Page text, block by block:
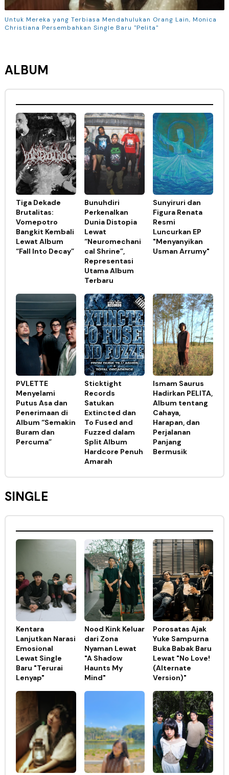
Untuk Mereka yang Terbiasa Mendahulukan Orang Lain, Monica
Christiana Persembahkan Single Baru "Pelita"
ALBUM
Tiga Dekade
Brutalitas:
Vomepotro
Bangkit Kembali
Lewat Album
“Fall Into Decay”
Bunuhdiri
Perkenalkan
Dunia Distopia
Lewat
“Neuromechani
cal Shrine”,
Representasi
Utama Album
Terbaru
Sunyiruri dan
Figura Renata
Resmi
Luncurkan EP
"Menyanyikan
Usman Arrumy"
PVLETTE
Menyelami
Putus Asa dan
Penerimaan di
Album “Semakin
Buram dan
Percuma”
Sticktight
Records
Satukan
Extincted dan
To Fused and
Fuzzed dalam
Split Album
Hardcore Penuh
Amarah
Ismam Saurus
Hadirkan PELITA,
Album tentang
Cahaya,
Harapan, dan
Perjalanan
Panjang
Bermusik
SINGLE
Kentara
Lanjutkan Narasi
Emosional
Lewat Single
Baru "Terurai
Lenyap"
Nood Kink Keluar
dari Zona
Nyaman Lewat
"A Shadow
Haunts My
Mind"
Porosatas Ajak
Yuke Sampurna
Buka Babak Baru
Lewat "No Love!
(Alternate
Version)"